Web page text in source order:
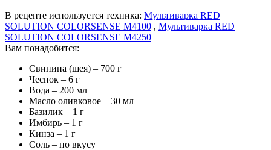
В рецепте используется техника: Мультиварка RED
SOLUTION COLORSENSE M4100 , Мультиварка RED
SOLUTION COLORSENSE M4250
Вам понадобится:
Свинина (шея) – 700 г
Чеснок – 6 г
Вода – 200 мл
Масло оливковое – 30 мл
Базилик – 1 г
Имбирь – 1 г
Кинза – 1 г
Соль – по вкусу